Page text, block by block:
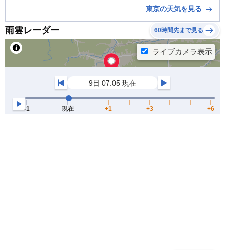
東京の天気を見る
雨雲レーダー 60時間先まで見る